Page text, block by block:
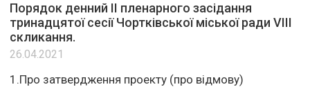
Порядок денний ІІ пленарного засідання
тринадцятої сесії Чортківської міської ради VІІІ
скликання.
26.04.2021
1.Про затвердження проекту (про відмову)